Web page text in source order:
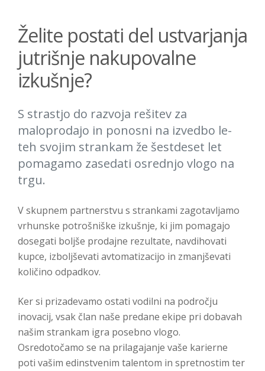
Želite postati del ustvarjanja
jutrišnje nakupovalne
izkušnje?
S strastjo do razvoja rešitev za
maloprodajo in ponosni na izvedbo le-
teh svojim strankam že šestdeset let
pomagamo zasedati osrednjo vlogo na
trgu.
V skupnem partnerstvu s strankami zagotavljamo
vrhunske potrošniške izkušnje, ki jim pomagajo
dosegati boljše prodajne rezultate, navdihovati
kupce, izboljševati avtomatizacijo in zmanjševati
količino odpadkov.
Ker si prizadevamo ostati vodilni na področju
inovacij, vsak član naše predane ekipe pri dobavah
našim strankam igra posebno vlogo.
Osredotočamo se na prilagajanje vaše karierne
poti vašim edinstvenim talentom in spretnostim ter